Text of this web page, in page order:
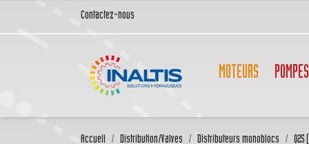
Contactez-nous
MOTEURS POMPES
Accueil Distribution/Valves Distributeurs monoblocs